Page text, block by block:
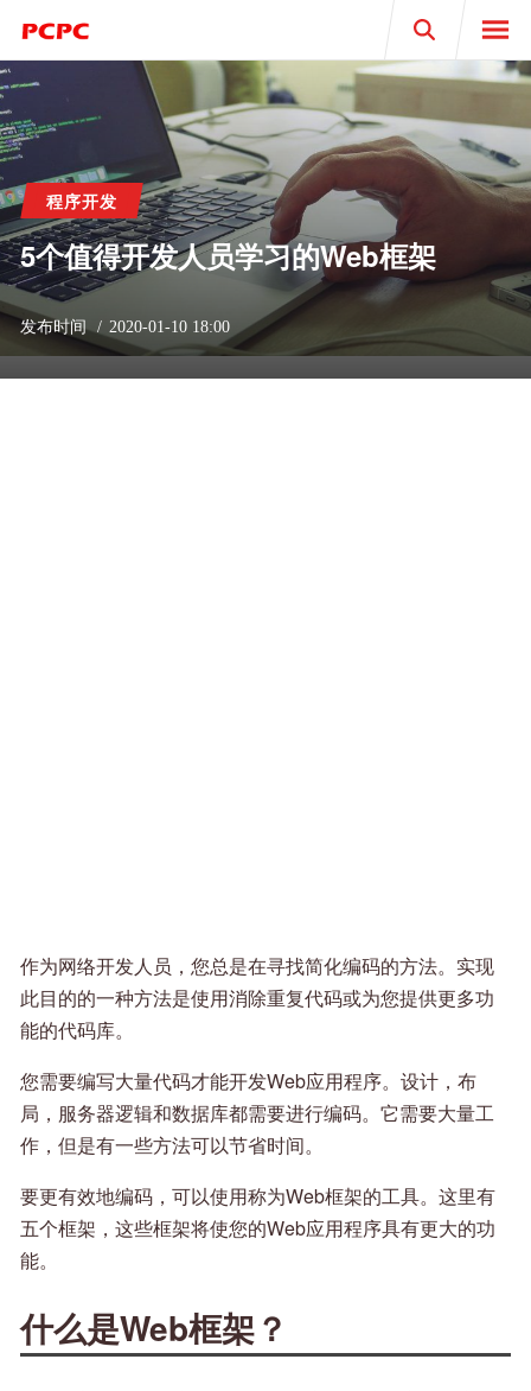
Search
程序开发
5个值得开发人员学习的Web框架
发布时间 2020-01-10 18:00
作为网络开发人员，您总是在寻找简化编码的方法。实现
此目的的一种方法是使用消除重复代码或为您提供更多功
能的代码库。
您需要编写大量代码才能开发Web应用程序。设计，布
局，服务器逻辑和数据库都需要进行编码。它需要大量工
作，但是有一些方法可以节省时间。
要更有效地编码，可以使用称为Web框架的工具。这里有
五个框架，这些框架将使您的Web应用程序具有更大的功
能。
什么是Web框架？